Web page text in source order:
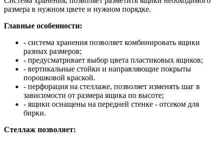
размера в нужном цвете и нужном порядке.
Главные особенности:
- система хранения позволяет комбинировать ящики
разных размеров;
- предусматривает выбор цвета пластиковых ящиков;
- вертикальные стойки и направляющие покрыты
порошковой краской.
- перфорация на стеллаже, позволяет изменять шаг в
зависимости от размера ящика по высоте;
- ящики оснащены на передней стенке - отсеком для
бирки.
Стеллаж позволяет: